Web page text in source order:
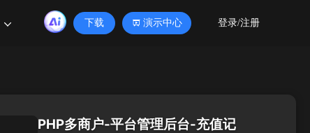
下载 演示中心 登录/注册
PHP多商户-平台管理后台-充值记